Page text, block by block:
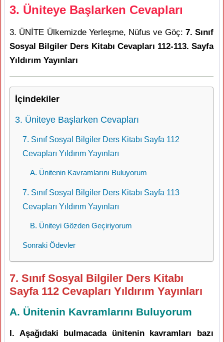
3. Üniteye Başlarken Cevapları
3. ÜNİTE Ülkemizde Yerleşme, Nüfus ve Göç: 7. Sınıf
Sosyal Bilgiler Ders Kitabı Cevapları 112-113. Sayfa
Yıldırım Yayınları
İçindekiler
3. Üniteye Başlarken Cevapları
7. Sınıf Sosyal Bilgiler Ders Kitabı Sayfa 112
Cevapları Yıldırım Yayınları
A. Ünitenin Kavramlarını Buluyorum
7. Sınıf Sosyal Bilgiler Ders Kitabı Sayfa 113
Cevapları Yıldırım Yayınları
B. Üniteyi Gözden Geçiriyorum
Sonraki Ödevler
7. Sınıf Sosyal Bilgiler Ders Kitabı
Sayfa 112 Cevapları Yıldırım Yayınları
A. Ünitenin Kavramlarını Buluyorum
I. Aşağıdaki bulmacada ünitenin kavramları bazı